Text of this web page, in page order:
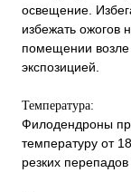
освещение.
избежать ожогов
помещении возле
экспозицией.
Температура:
Филодендроны
температуру от
резких